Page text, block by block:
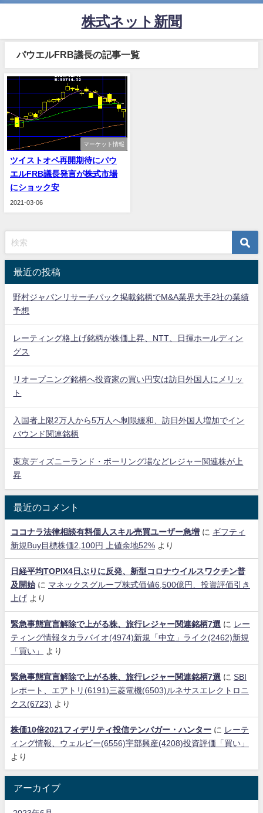
株式ネット新聞
パウエルFRB議長の記事一覧
マーケット情報
ツイストオペ再開期待にパウ
エルFRB議長発言が株式市場
にショック安
2021-03-06
最近の投稿
野村ジャパンリサーチパック掲載銘柄でM&A業界大手2社の業績
予想
レーティング格上げ銘柄が株価上昇、NTT、日揮ホールディン
グス
リオープニング銘柄へ投資家の買い円安は訪日外国人にメリッ
ト
入国者上限2万人から5万人へ制限緩和、訪日外国人増加でイン
バウンド関連銘柄
東京ディズニーランド・ボーリング場などレジャー関連株が上
昇
最近のコメント
ココナラ法律相談有料個人スキル売買ユーザー急増 に ギフティ
新規Buy目標株価2,100円 上値余地52% より
日経平均TOPIX4日ぶりに反発、新型コロナウイルスワクチン普
及開始に マネックスグループ株式価値6,500億円、投資評価引き
上げ より
緊急事態宣言解除で上がる株、旅行レジャー関連銘柄7選 に レー
ティング情報タカラバイオ(4974)新規「中立」ライク(2462)新規
「買い」
より
緊急事態宣言解除で上がる株、旅行レジャー関連銘柄7選 に SBI
レポート、エアトリ(6191)三菱電機(6503)ルネサスエレクトロニ
クス(6723) より
株価10倍2021フィデリティ投信テンバガー・ハンター に レーテ
ィング情報、ウェルビー(6556)宇部興産(4208)投資評価「買い」
より
アーカイブ